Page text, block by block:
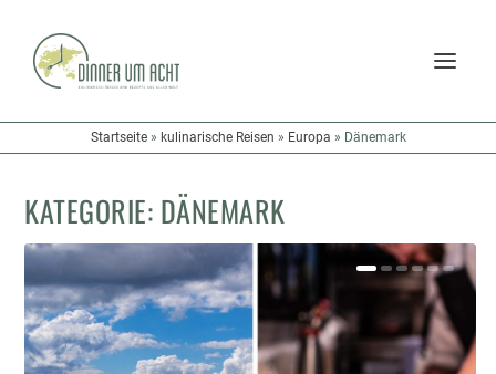
Startseite» kulinarische Reisen » Europa » Dänemark
KATEGORIE: DÄNEMARK